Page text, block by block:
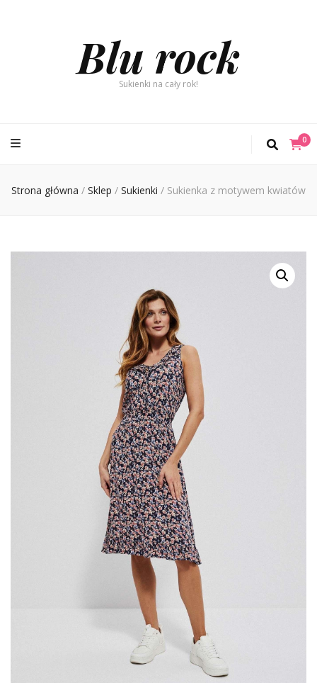
Blu rock
Sukienki na cały rok!
0
Strona główna / Sklep / Sukienki / Sukienka z motywem kwiatów